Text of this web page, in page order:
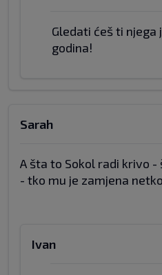
Gledati ćeš ti njega
godina!
Sarah
A šta to Sokol radi krivo
- tko mu je zamjena
Ivan